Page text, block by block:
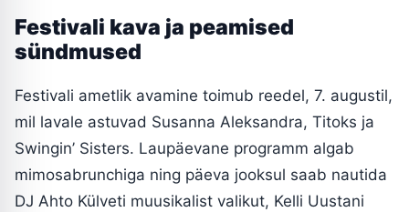
Festivali kava ja peamised
sündmused
Festivali ametlik avamine toimub reedel, 7. augustil,
mil lavale astuvad Susanna Aleksandra, Titoks ja
Swingin’ Sisters. Laupäevane programm algab
mimosabrunchiga ning päeva jooksul saab nautida
DJ Ahto Külveti muusikalist valikut, Kelli Uustani